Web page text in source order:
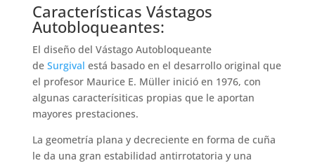
Características Vástagos
Autobloqueantes:
El diseño del Vástago Autobloqueante
de Surgival está basado en el desarrollo original que
el profesor Maurice E. Müller inició en 1976, con
algunas caracterísiticas propias que le aportan
mayores prestaciones.
La geometría plana y decreciente en forma de cuña
le da una gran estabilidad antirrotatoria y una